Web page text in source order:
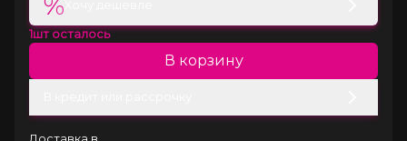
1шт осталось
В корзину